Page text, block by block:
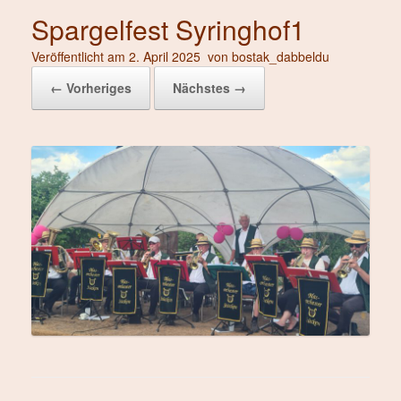
Spargelfest Syringhof1
Veröffentlicht am 2. April 2025 von bostak_dabbeldu
← Vorheriges
Nächstes →